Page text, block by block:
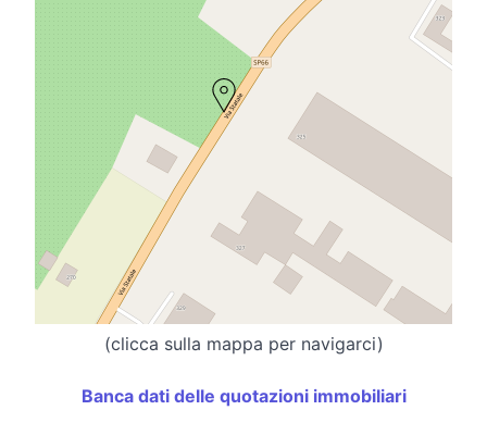
(clicca sulla mappa per navigarci)
Banca dati delle quotazioni immobiliari